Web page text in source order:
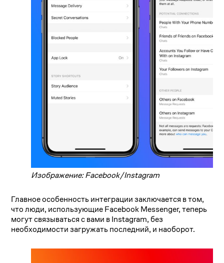
Изображение: Facebook/Instagram
Главное особенность интеграции заключается в том,
что люди, использующие Facebook Messenger, теперь
могут связываться с вами в Instagram, без
необходимости загружать последний, и наоборот.